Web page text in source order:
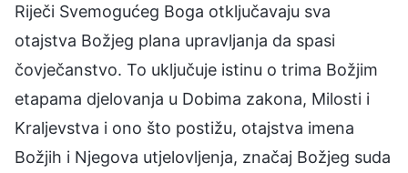
Riječi Svemogućeg Boga otključavaju sva
otajstva Božjeg plana upravljanja da spasi
čovječanstvo. To uključuje istinu o trima Božjim
etapama djelovanja u Dobima zakona, Milosti i
Kraljevstva i ono što postižu, otajstva imena
Božjih i Njegova utjelovljenja, značaj Božjeg suda